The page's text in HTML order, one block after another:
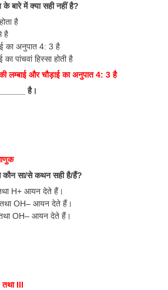
बारे में क्या सही नहीं है?
है
है
का अनुपात 4: 3 है
पांचवां हिस्सा होती है
और चौड़ाई का अनुपात 4: 3 है
है।
कौन सा/से कथन सही है/हैं?
H+ आयन देते हैं।
OH– आयन देते हैं।
तथा OH– आयन देते हैं।
III